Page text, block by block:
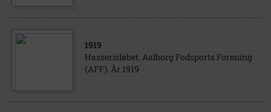
1919
Hasserisløbet. Aalborg Fodsports Forening
(AFF). År 1919